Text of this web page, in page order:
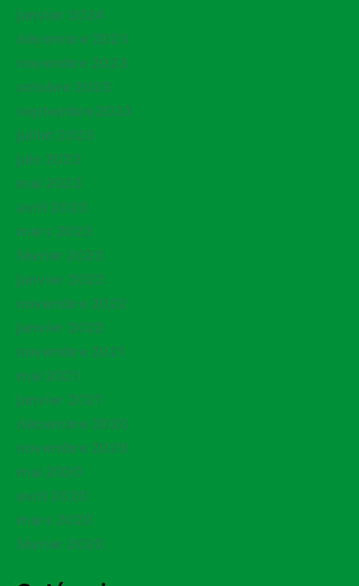
janvier 2024
décembre 2023
novembre 2023
octobre 2023
septembre 2023
juillet 2023
juin 2023
mai 2023
avril 2023
mars 2023
février 2023
janvier 2023
novembre 2022
janvier 2022
novembre 2021
mai 2021
janvier 2021
décembre 2020
novembre 2020
mai 2020
avril 2020
mars 2020
février 2020